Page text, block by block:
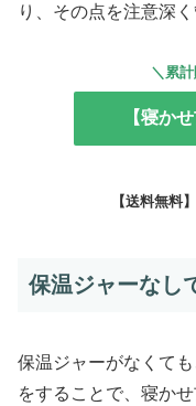
り、その点を注意深
＼累
【寝か
【送料無料
保温ジャーなし
保温ジャーがなくて
をすることで、寝か